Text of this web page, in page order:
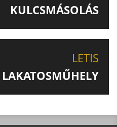
KULCSMÁSOLÁS
LETIS
LAKATOSMŰHELY